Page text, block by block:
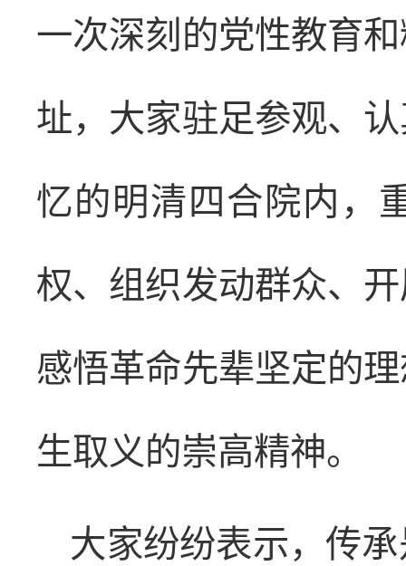
一次深刻的党性教育
址，大家驻足参观、
忆的明清四合院内，
权、组织发动群众、
感悟革命先辈坚定的
生取义的崇高精神。
大家纷纷表示，传